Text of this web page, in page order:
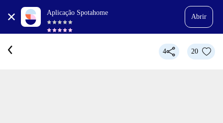
Aplicação Spotahome
Abrir
4 20